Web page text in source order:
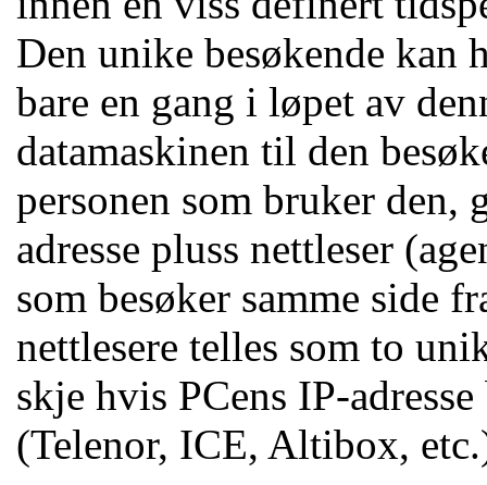
Den unike besøkende kan
bare en gang i løpet av
datamaskinen til den
personen som bruker
adresse pluss nettleser
som besøker samme side
nettlesere telles som to
skje hvis PCens IP-
(Telenor, ICE, Altibox,